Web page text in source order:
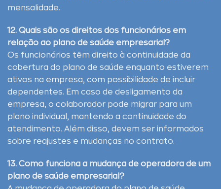
mensalidade.
12. Quais são os direitos dos funcionários em
relação ao plano de saúde empresarial?
Os funcionários têm direito à continuidade da
cobertura do plano de saúde enquanto estiverem
ativos na empresa, com possibilidade de incluir
dependentes. Em caso de desligamento da
empresa, o colaborador pode migrar para um
plano individual, mantendo a continuidade do
atendimento. Além disso, devem ser informados
sobre reajustes e mudanças no contrato.
13. Como funciona a mudança de operadora de um
plano de saúde empresarial?